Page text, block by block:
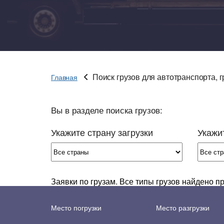
Перевозки товарных груп
питания
Перевозки запчастей
Перевозка оборудования
Перевозки бумаги
Перевозка домашних вещей
Главная Поиск грузов для автотранспорта,
Вы в разделе поиска грузов:
Укажите страну загрузки
Заявки по грузам. Все типы грузов найдено
Место погрузки Место разгрузки
RU Россия UZ Узбекистан